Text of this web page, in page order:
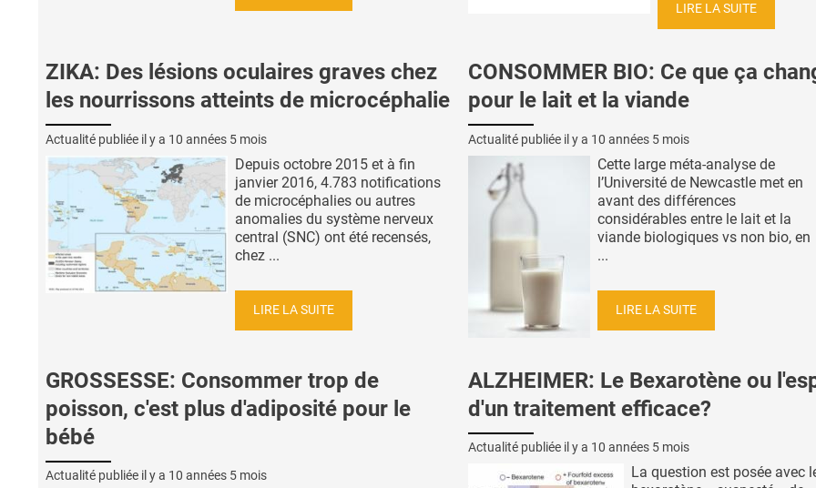
LIRE LA SUITE
ZIKA: Des lésions oculaires graves chez
les nourrissons atteints de microcéphalie
Actualité publiée il y a 10 années 5 mois
Depuis octobre 2015 et à fin
janvier 2016, 4.783 notifications
de microcéphalies ou autres
anomalies du système nerveux
central (SNC) ont été recensés,
chez ...
LIRE LA SUITE
CONSOMMER BIO: Ce que ça
pour le lait et la viande
Actualité publiée il y a 10 années 5 mois
Cette large méta-analyse de
l’Université de Newcastle met en
avant des différences
considérables entre le lait et la
viande biologiques vs non bio, en
...
LIRE LA SUITE
GROSSESSE: Consommer trop de
poisson, c'est plus d'adiposité pour le
bébé
Actualité publiée il y a 10 années 5 mois
ALZHEIMER: Le Bexarotène ou
d'un traitement efficace?
Actualité publiée il y a 10 années 5 mois
La question est posée avec